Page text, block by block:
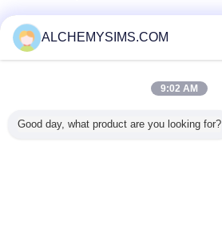
Trust Seal
Verified Suplier
Alle producten
ALCHEMYSIMS.COM
9:02 AM
Good day, what product are you looking for?